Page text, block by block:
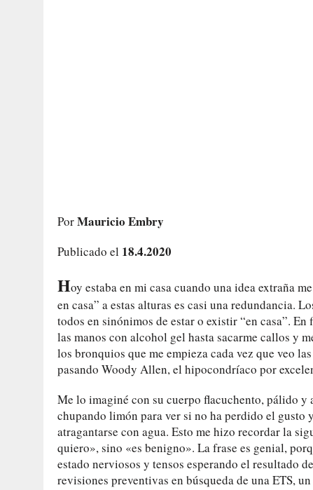
PorMauricio Embry
Publicado el 18.4.2020
Hoy estaba en mi casa cuando una idea extraña
en casa” a estas alturas es casi una redundancia.
todos en sinónimos de estar o existir “en casa”.
las manos con alcohol gel hasta sacarme callos y
los bronquios que me empieza cada vez que veo
pasando Woody Allen, el hipocondríaco por
Me lo imaginé con su cuerpo flacuchento, pálido
chupando limón para ver si no ha perdido el
atragantarse con agua. Esto me hizo recordar la
quiero», sino «es benigno». La frase es genial,
estado nerviosos y tensos esperando el resultado
revisiones preventivas en búsqueda de una ETS,